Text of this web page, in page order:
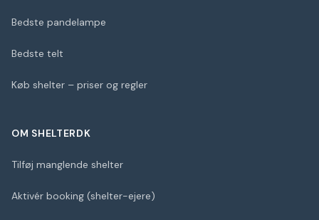
Bedste pandelampe
Bedste telt
Køb shelter – priser og regler
OM SHELTERDK
Tilføj manglende shelter
Aktivér booking (shelter-ejere)